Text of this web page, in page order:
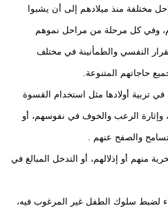
مختلفة منذ ميلادهم إلى أن يشبوا
وفي كل مرحلة من مراحل نموهم
النفسي والطمأنينة في مختلف
حاجاتهم المتنوعة.
تربية أولادها مثل استخدام القسوة
وإثارة الرعب والخوف في نفوسهم، أو
والصفح عنهم .
منهم أو إذلالهم، أو التدخل المبالغ في
لضبط سلوك الطفل غير المرغوب فيه،